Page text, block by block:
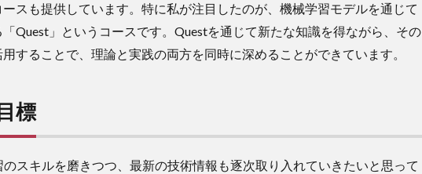
スも提供しています。特に私が注目したのが、機械学習モデルを通じて
Quest」というコースです。Questを通じて新たな知識を得ながら、その
することで、理論と実践の両方を同時に深めることができています。
標
スキルを磨きつつ、最新の技術情報も逐次取り入れていきたいと思って